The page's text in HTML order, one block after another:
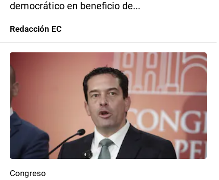
democrático en beneficio de...
Redacción EC
Congreso